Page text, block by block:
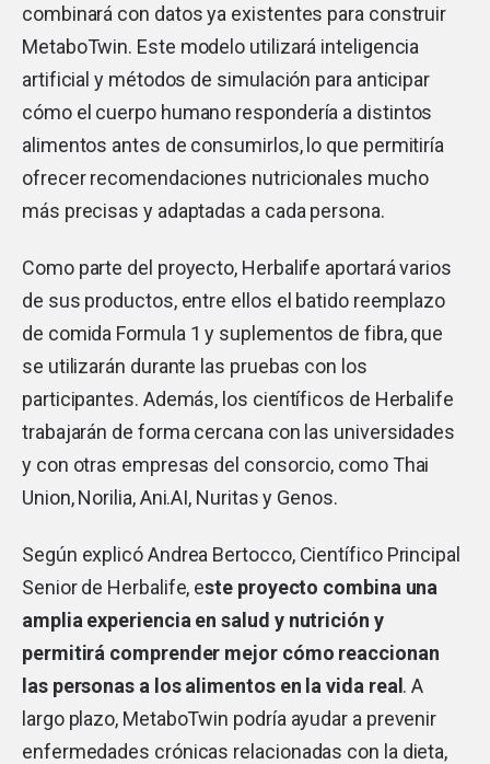
combinará con datos ya existentes para construir
MetaboTwin. Este modelo utilizará inteligencia
artificial y métodos de simulación para anticipar
cómo el cuerpo humano respondería a distintos
alimentos antes de consumirlos, lo que permitiría
ofrecer recomendaciones nutricionales mucho
más precisas y adaptadas a cada persona.
Como parte del proyecto, Herbalife aportará varios
de sus productos, entre ellos el batido reemplazo
de comida Formula 1 y suplementos de fibra, que
se utilizarán durante las pruebas con los
participantes. Además, los científicos de Herbalife
trabajarán de forma cercana con las universidades
y con otras empresas del consorcio, como Thai
Union, Norilia, Ani.AI, Nuritas y Genos.
Según explicó Andrea Bertocco, Científico Principal
Senior de Herbalife, este proyecto combina una
amplia experiencia en salud y nutrición y
permitirá comprender mejor cómo reaccionan
las personas a los alimentos en la vida real. A
largo plazo, MetaboTwin podría ayudar a prevenir
enfermedades crónicas relacionadas con la dieta,